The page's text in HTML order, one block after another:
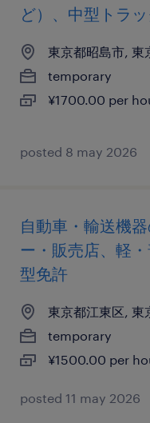
ど）、中型トラ
東京都昭島市, 東
temporary
¥1700.00 per
posted 8 may 2026
自動車・輸送機
ー・販売店、軽
型免許
東京都江東区, 東
temporary
¥1500.00 per
posted 11 may 2026